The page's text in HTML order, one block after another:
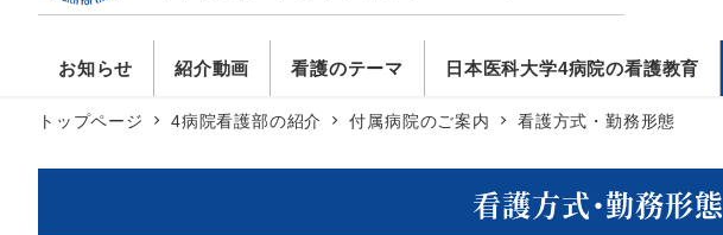
お知らせ 紹介動画 看護のテーマ 日本医科大学4病院の看護教育
トップページ 4病院看護部の紹介 付属病院のご案内 看護方式・勤務形態
看護方式・勤務形態